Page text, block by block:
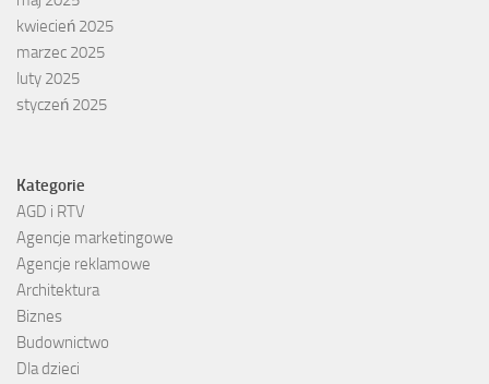
kwiecień 2025
marzec 2025
luty 2025
styczeń 2025
Kategorie
AGD i RTV
Agencje marketingowe
Agencje reklamowe
Architektura
Biznes
Budownictwo
Dla dzieci